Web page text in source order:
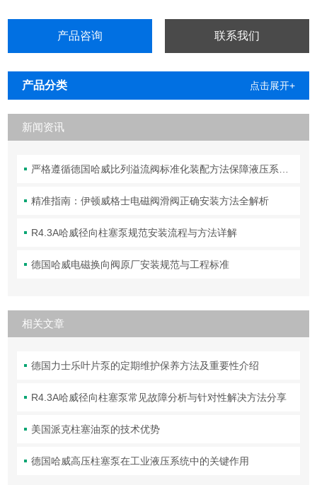
产品咨询 联系我们
产品分类 点击展开+
新闻资讯
严格遵循德国哈威比列溢流阀标准化装配方法保障液压系统压力调控精准可靠
精准指南：伊顿威格士电磁阀滑阀正确安装方法全解析
R4.3A哈威径向柱塞泵规范安装流程与方法详解
德国哈威电磁换向阀原厂安装规范与工程标准
相关文章
德国力士乐叶片泵的定期维护保养方法及重要性介绍
R4.3A哈威径向柱塞泵常见故障分析与针对性解决方法分享
美国派克柱塞油泵的技术优势
德国哈威高压柱塞泵在工业液压系统中的关键作用